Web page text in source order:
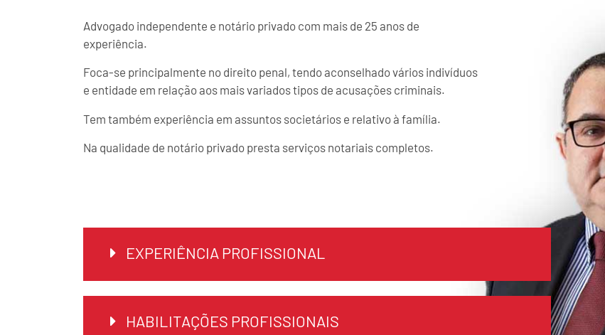
Advogado independente e notário privado com mais de 25 anos de
experiência.
Foca-se principalmente no direito penal, tendo aconselhado vários indivíduos
e entidade em relação aos mais variados tipos de acusações criminais.
Tem também experiência em assuntos societários e relativo à família.
Na qualidade de notário privado presta serviços notariais completos.
EXPERIÊNCIA PROFISSIONAL
HABILITAÇÕES PROFISSIONAIS